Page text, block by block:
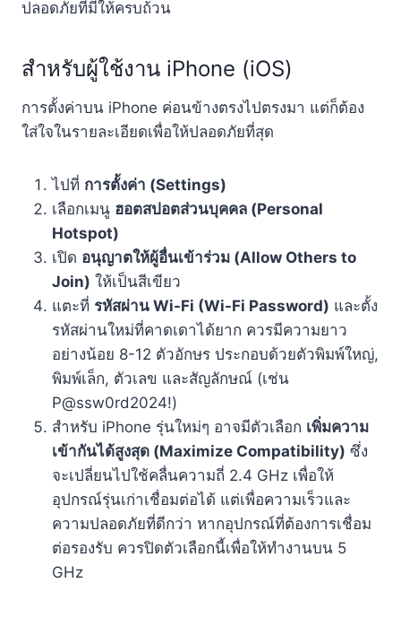
ปลอดภัยที่มีให้ครบถ้วน
สำหรับผู้ใช้งาน iPhone (iOS)
การตั้งค่าบน iPhone ค่อนข้างตรงไปตรงมา แต่ก็ต้อง
ใส่ใจในรายละเอียดเพื่อให้ปลอดภัยที่สุด
ไปที่ การตั้งค่า (Settings)
เลือกเมนู ฮอตสปอตส่วนบุคคล (Personal
Hotspot)
เปิด อนุญาตให้ผู้อื่นเข้าร่วม (Allow Others to
Join) ให้เป็นสีเขียว
แตะที่ รหัสผ่าน Wi-Fi (Wi-Fi Password) และตั้ง
รหัสผ่านใหม่ที่คาดเดาได้ยาก ควรมีความยาว
อย่างน้อย 8-12 ตัวอักษร ประกอบด้วยตัวพิมพ์ใหญ่,
พิมพ์เล็ก, ตัวเลข และสัญลักษณ์ (เช่น
P@ssw0rd2024!)
สำหรับ iPhone รุ่นใหม่ๆ อาจมีตัวเลือก เพิ่มความ
เข้ากันได้สูงสุด (Maximize Compatibility) ซึ่ง
จะเปลี่ยนไปใช้คลื่นความถี่ 2.4 GHz เพื่อให้
อุปกรณ์รุ่นเก่าเชื่อมต่อได้ แต่เพื่อความเร็วและ
ความปลอดภัยที่ดีกว่า หากอุปกรณ์ที่ต้องการเชื่อม
ต่อรองรับ ควรปิดตัวเลือกนี้เพื่อให้ทำงานบน 5
GHz